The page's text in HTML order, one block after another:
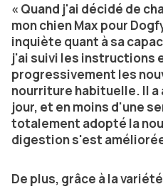
« Quand j'ai décidé de
mon chien Max pour
inquiète quant à sa
j'ai suivi les instructions
progressivement les
nourriture habituelle. Il a
jour, et en moins d'une
totalement adopté la
digestion s'est
De plus, grâce à la